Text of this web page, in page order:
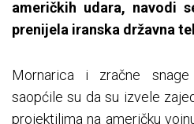
američkih udara, navodi
prenijela iranska državna
Mornarica i zračne snage
saopćile su da su izvele
projektilima na američku